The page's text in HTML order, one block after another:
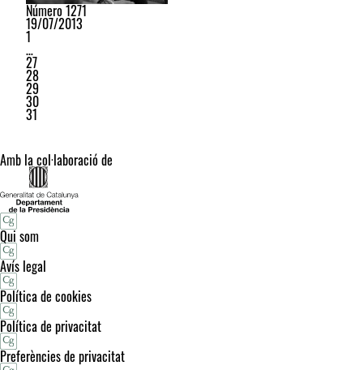
Número 1271
19/07/2013
1
…
27
28
29
30
31
Amb la col·laboració de
Qui som
Avís legal
Política de cookies
Política de privacitat
Preferències de privacitat